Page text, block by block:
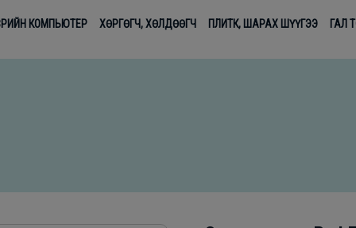
КОМПЬЮТЕР ХӨРГӨГЧ, ХӨЛДӨӨГЧ ПЛИТК, ШАРАХ ШҮҮГЭЭ ГАЛ